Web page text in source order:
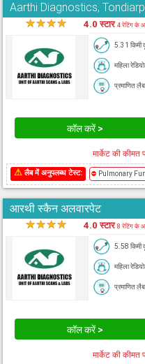
Aarthi Diagnostics,
★★★★ 4.0 स्टार4 रेटिंग के
5.31 किमी
महिला
प्रमाणित लैब
कॉल करें >
मार्केट की कीमत
⚠लैब में अनुपलब्ध टेस्ट: ⛔ Pulmonary
आरथी स्कैन अलवारपेट
★★★★ 4.0 स्टार8 रेटिंग के
5.58 किमी
महिला
प्रमाणित लैब
कॉल करें >
मार्केट की कीमत